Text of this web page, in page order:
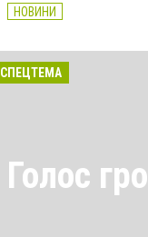
НОВИНИ
СПЕЦТЕМА
Голос